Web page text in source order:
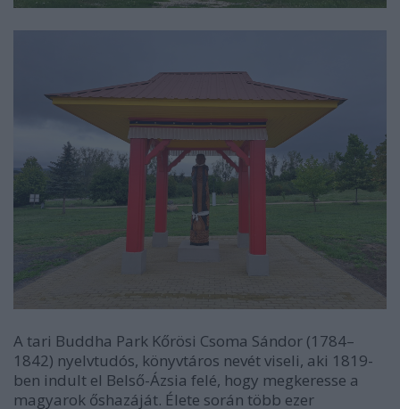
A tari Buddha Park Kőrösi Csoma Sándor (1784–
1842) nyelvtudós, könyvtáros nevét viseli, aki 1819-
ben indult el Belső-Ázsia felé, hogy megkeresse a
magyarok őshazáját. Élete során több ezer